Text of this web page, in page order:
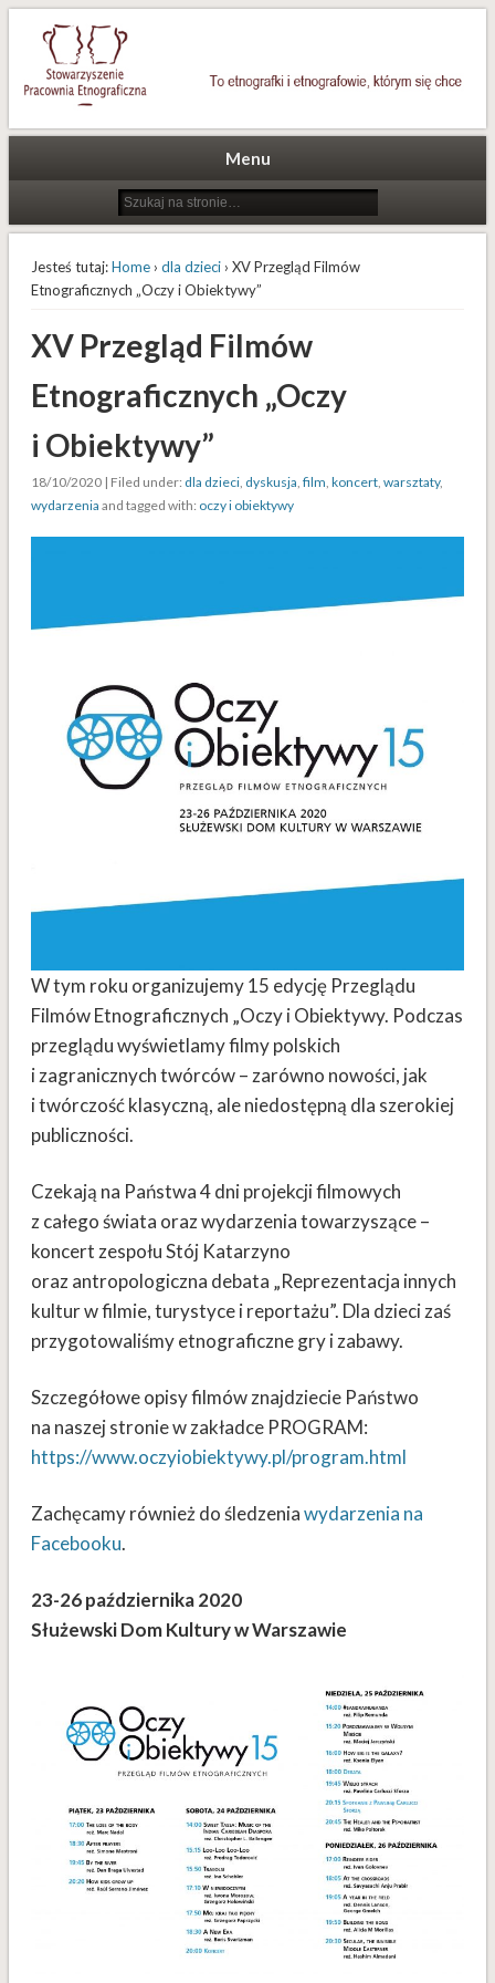
Stowarzyszenie Pracownia
Etnograficzna
To etnografki i etnografowie, którym się chce
Menu
Jesteś tutaj:Home› dla dzieci› XV Przegląd Filmów
Etnograficznych „Oczy i Obiektywy”
XV Przegląd Filmów
Etnograficznych „Oczy
i Obiektywy”
18/10/2020 | Filed under: dla dzieci, dyskusja, film, koncert, warsztaty,
wydarzenia and tagged with: oczy i obiektywy
W tym roku organizujemy 15 edycję Przeglądu
Filmów Etnograficznych „Oczy i Obiektywy. Podczas
przeglądu wyświetlamy filmy polskich
i zagranicznych twórców – zarówno nowości, jak
i twórczość klasyczną, ale niedostępną dla szerokiej
publiczności.
Czekają na Państwa 4 dni projekcji filmowych
z całego świata oraz wydarzenia towarzyszące –
koncert zespołu Stój Katarzyno
oraz antropologiczna debata „Reprezentacja innych
kultur w filmie, turystyce i reportażu”. Dla dzieci zaś
przygotowaliśmy etnograficzne gry i zabawy.
Szczegółowe opisy filmów znajdziecie Państwo
na naszej stronie w zakładce PROGRAM:
https://www.oczyiobiektywy.pl/program.html
Zachęcamy również do śledzeniawydarzenia na
Facebooku.
23-26 października 2020
Służewski Dom Kultury w Warszawie